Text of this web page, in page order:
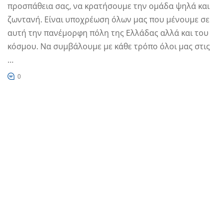
προσπάθεια σας, να κρατήσουμε την ομάδα ψηλά και
ζωντανή. Είναι υποχρέωση όλων μας που μένουμε σε
αυτή την πανέμορφη πόλη της Ελλάδας αλλά και του
κόσμου. Να συμβάλουμε με κάθε τρόπο όλοι μας στις
…
0